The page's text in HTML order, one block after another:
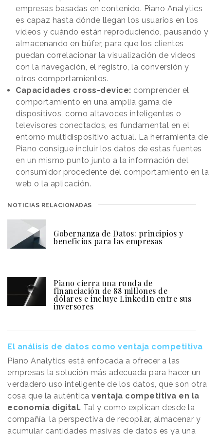
empresas basadas en contenido. Piano Analytics
es capaz hasta dónde llegan los usuarios en los
vídeos y cuándo están reproduciendo, pausando y
almacenando en búfer, para que los clientes
puedan correlacionar la visualización de videos
con la navegación, el registro, la conversión y
otros comportamientos.
Capacidades cross-device: comprender el
comportamiento en una amplia gama de
dispositivos, como altavoces inteligentes o
televisores conectados, es fundamental en el
entorno multidispositivo actual. La herramienta de
Piano consigue incluir los datos de estas fuentes
en un mismo punto junto a la información del
consumidor procedente del comportamiento en la
web o la aplicación.
NOTICIAS RELACIONADAS
Gobernanza de Datos: principios y
beneficios para las empresas
Piano cierra una ronda de
financiación de 88 millones de
dólares e incluye LinkedIn entre sus
inversores
El análisis de datos como ventaja competitiva
Piano Analytics está enfocada a ofrecer a las
empresas la solución más adecuada para hacer un
verdadero uso inteligente de los datos, que son otra
cosa que la auténtica ventaja competitiva en la
economía digital. Tal y como explican desde la
compañía, la perspectiva de recopilar, almacenar y
acumular cantidades masivas de datos es ya una